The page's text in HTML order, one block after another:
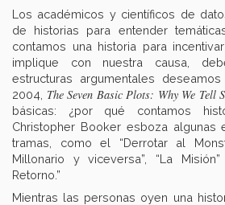
Los académicos y científicos de
de historias para entender
contamos una historia para
implique con nuestra causa,
estructuras argumentales
2004, The Seven Basic Plots: Why We Tell
básicas: ¿por qué contamos
Christopher Booker esboza algunas
tramas, como el “Derrotar al
Millonario y viceversa”, “La
Retorno.”
Mientras las personas oyen una